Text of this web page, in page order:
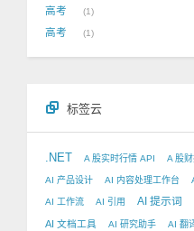
高考 1
高考 1
标签云
.NET A 股实时行情 API A 股
AI 产品设计 AI 内容处理工作台
AI 工作流 AI 引用 AI 提示词
AI 文档工具 AI 研究助手 AI 翻